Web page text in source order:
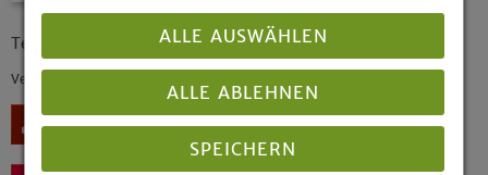
Texte und Beschlüsse zum Jahrestag der Reaktorkatastrophe
Veröffentlicht: 01/2006
Download Bestellen
ALLE AUSWÄHLEN
ALLE ABLEHNEN
SPEICHERN